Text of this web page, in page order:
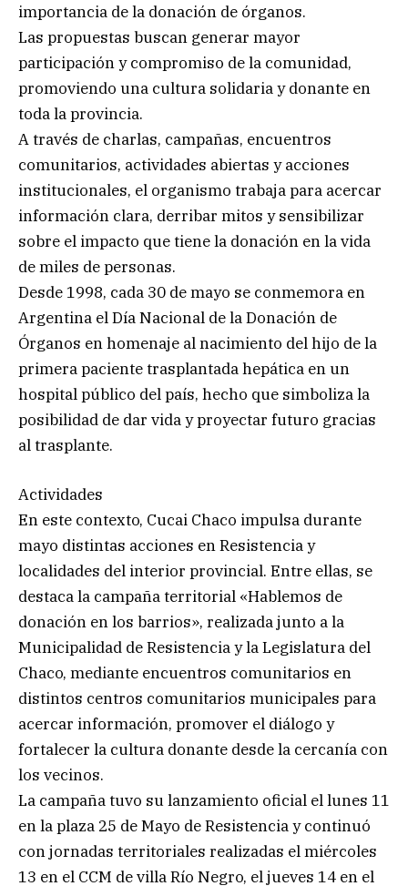
importancia de la donación de órganos.
Las propuestas buscan generar mayor
participación y compromiso de la comunidad,
promoviendo una cultura solidaria y donante en
toda la provincia.
A través de charlas, campañas, encuentros
comunitarios, actividades abiertas y acciones
institucionales, el organismo trabaja para acercar
información clara, derribar mitos y sensibilizar
sobre el impacto que tiene la donación en la vida
de miles de personas.
Desde 1998, cada 30 de mayo se conmemora en
Argentina el Día Nacional de la Donación de
Órganos en homenaje al nacimiento del hijo de la
primera paciente trasplantada hepática en un
hospital público del país, hecho que simboliza la
posibilidad de dar vida y proyectar futuro gracias
al trasplante.
Actividades
En este contexto, Cucai Chaco impulsa durante
mayo distintas acciones en Resistencia y
localidades del interior provincial. Entre ellas, se
destaca la campaña territorial «Hablemos de
donación en los barrios», realizada junto a la
Municipalidad de Resistencia y la Legislatura del
Chaco, mediante encuentros comunitarios en
distintos centros comunitarios municipales para
acercar información, promover el diálogo y
fortalecer la cultura donante desde la cercanía con
los vecinos.
La campaña tuvo su lanzamiento oficial el lunes 11
en la plaza 25 de Mayo de Resistencia y continuó
con jornadas territoriales realizadas el miércoles
13 en el CCM de villa Río Negro, el jueves 14 en el